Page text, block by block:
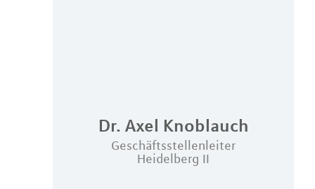
Dr. Axel Knoblauch
Geschäftsstellenleiter
Heidelberg II